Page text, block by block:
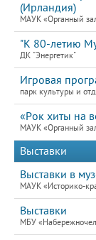
(Ирландия)
МАУК «Органный
"К 80-летию
ДК "Энергетик"
Игровая
парк культуры и
«Рок хиты на
МАУК «Органный
Выставки
Выставки в
МАУК «Историко-
Выставки
МБУ